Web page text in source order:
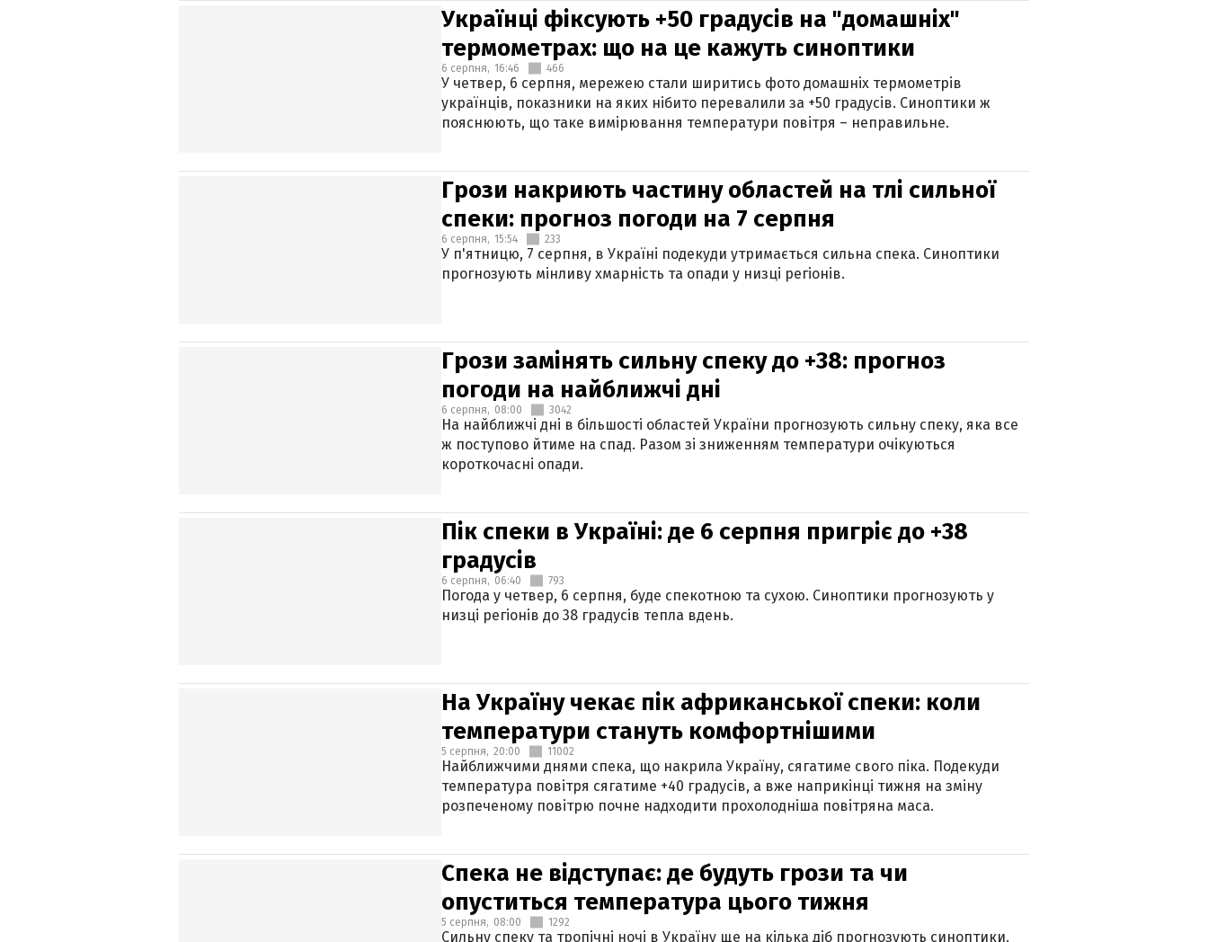
Українці фіксують +50 градусів на "домашніх"
термометрах: що на це кажуть синоптики
6 серпня, 16:46 466
У четвер, 6 серпня, мережею стали ширитись фото домашніх термометрів
українців, показники на яких нібито перевалили за +50 градусів. Синоптики ж
пояснюють, що таке вимірювання температури повітря – неправильне.
Грози накриють частину областей на тлі сильної
спеки: прогноз погоди на 7 серпня
6 серпня, 15:54 233
У п'ятницю, 7 серпня, в Україні подекуди утримається сильна спека. Синоптики
прогнозують мінливу хмарність та опади у низці регіонів.
Грози замінять сильну спеку до +38: прогноз
погоди на найближчі дні
6 серпня, 08:00 3042
На найближчі дні в більшості областей України прогнозують сильну спеку, яка все
ж поступово йтиме на спад. Разом зі зниженням температури очікуються
короткочасні опади.
Пік спеки в Україні: де 6 серпня пригріє до +38
градусів
6 серпня, 06:40 793
Погода у четвер, 6 серпня, буде спекотною та сухою. Синоптики прогнозують у
низці регіонів до 38 градусів тепла вдень.
На Україну чекає пік африканської спеки: коли
температури стануть комфортнішими
5 серпня, 20:00 11002
Найближчими днями спека, що накрила Україну, сягатиме свого піка. Подекуди
температура повітря сягатиме +40 градусів, а вже наприкінці тижня на зміну
розпеченому повітрю почне надходити прохолодніша повітряна маса.
Спека не відступає: де будуть грози та чи
опуститься температура цього тижня
5 серпня, 08:00 1292
Сильну спеку та тропічні ночі в Україну ще на кілька діб прогнозують синоптики.